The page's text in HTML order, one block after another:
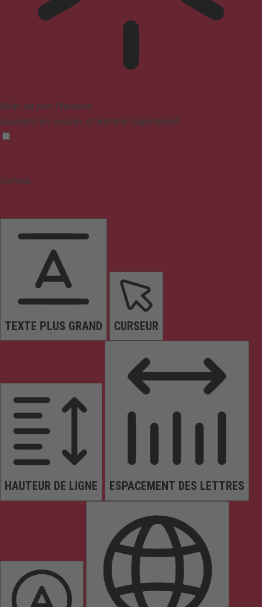
Mode sûr pour l'épilepsie
Assombrit les couleurs et arrête le clignotement
Contenu
TEXTE PLUS GRAND CURSEUR
HAUTEUR DE LIGNE ESPACEMENT DES LETTRES